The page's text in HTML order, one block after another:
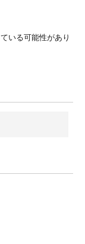
いる可能性があり